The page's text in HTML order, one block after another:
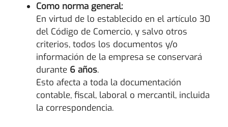
Como norma general:
En virtud de lo establecido en el artículo 30
del Código de Comercio, y salvo otros
criterios, todos los documentos y/o
información de la empresa se conservará
durante 6 años.
Esto afecta a toda la documentación
contable, fiscal, laboral o mercantil, incluida
la correspondencia.